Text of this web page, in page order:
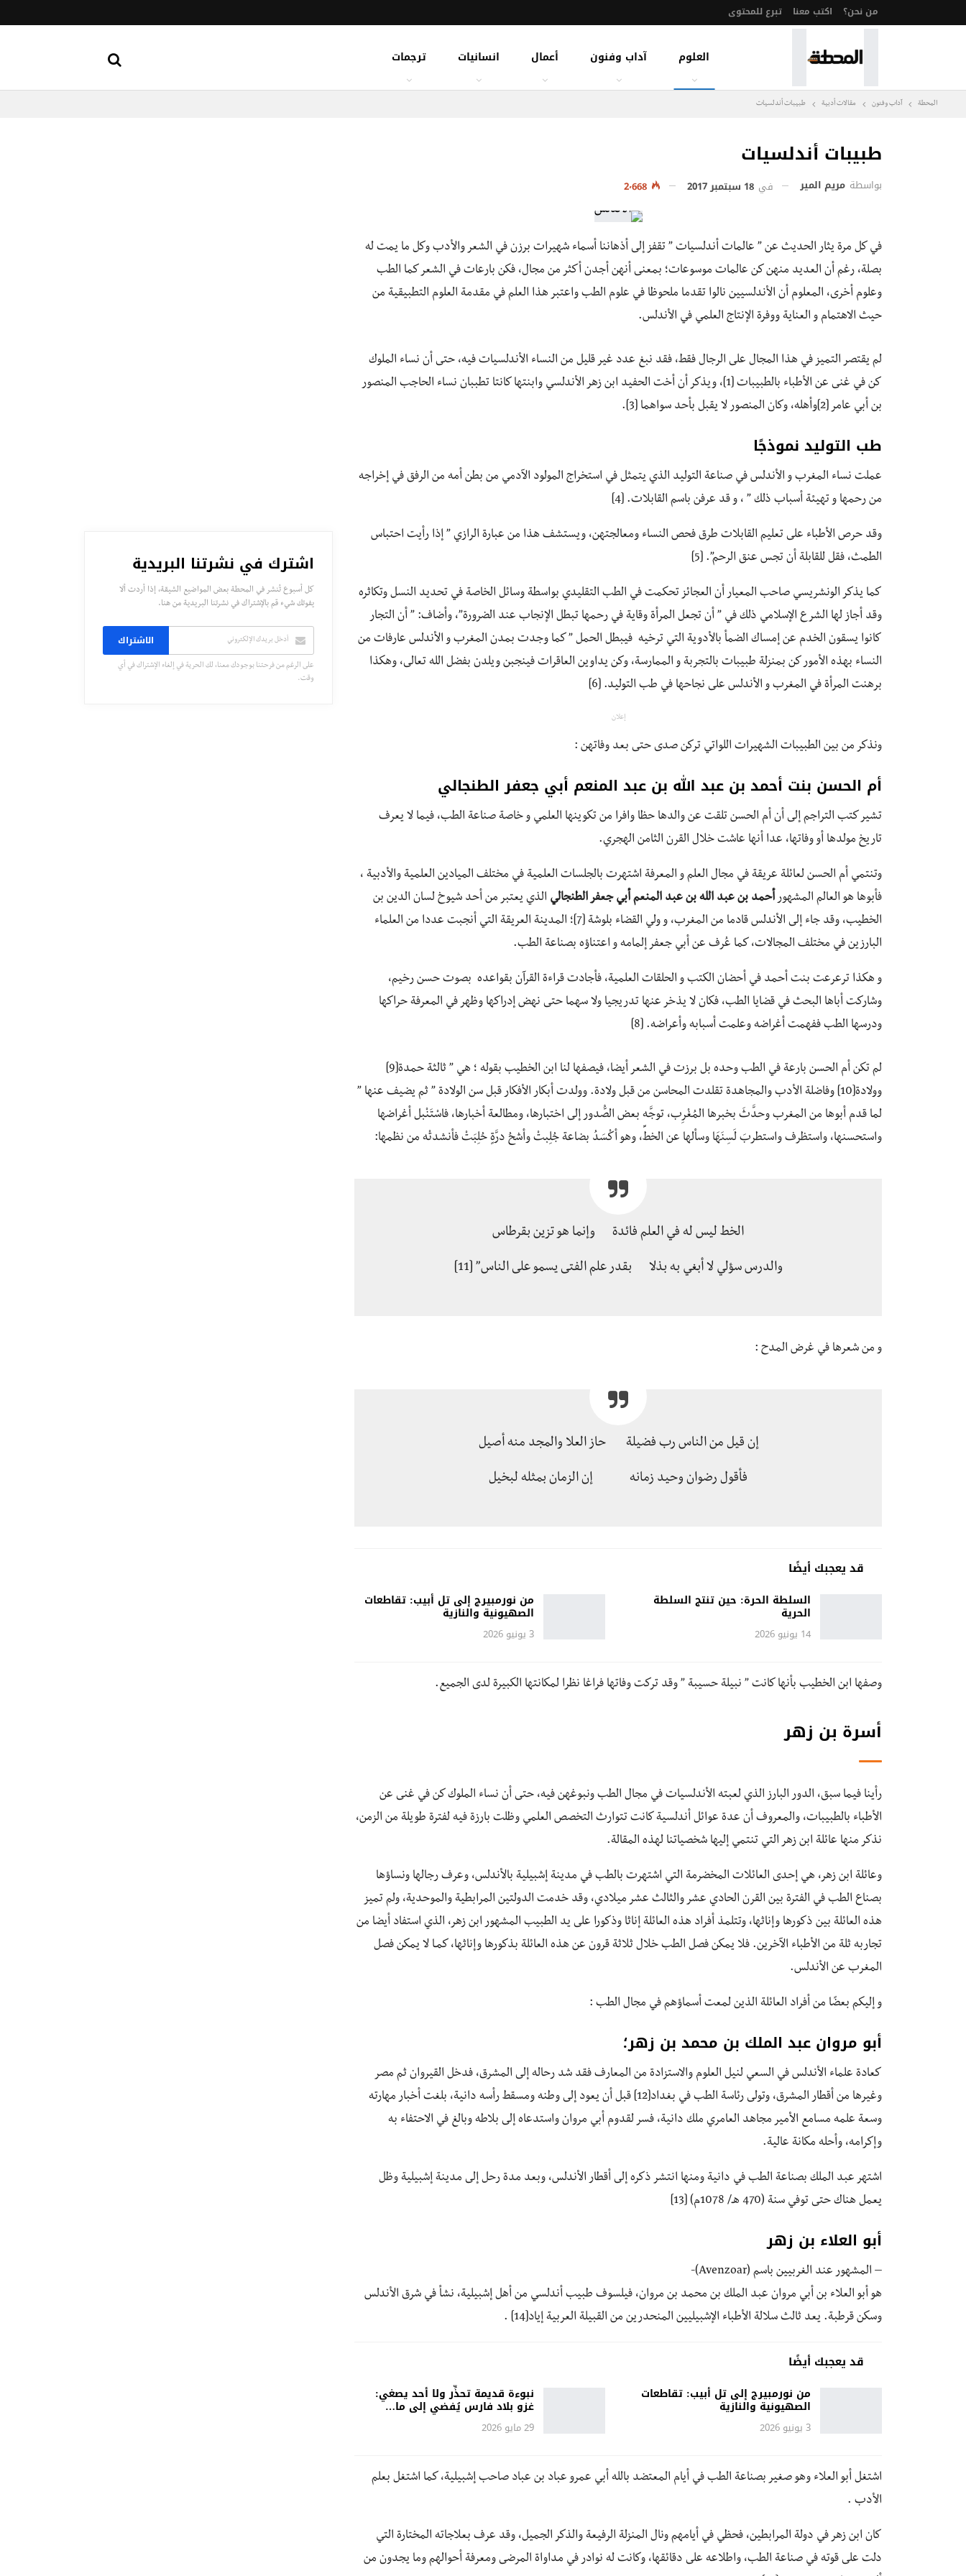
من نحن؟ اكتب معنا تبرع للمحتوى
العلوم آداب وفنون أعمال انسانيات ترجمات
المحطة آداب وفنون مقالات أدبية طبيبات أندلسيات
طبيبات أندلسيات
بواسطة مريم المير في 18 سبتمبر 2017
في كل مرة يثار الحديث عن ” عالمات أندلسيات ” تقفز إلى أذهاننا أسماء شهيرات برزن في الشعر والأدب وكل ما يمت له
بصلة، رغم أن العديد منهن كن عالمات موسوعات؛ بمعنى أنهن أجدن أكثر من مجال، فكن بارعات في الشعر كما الطب
وعلوم أخرى، المعلوم أن الأندلسيين نالوا تقدما ملحوظا في علوم الطب واعتبر هذا العلم في مقدمة العلوم التطبيقية من
حيث الاهتمام و العناية ووفرة الإنتاج العلمي في الأندلس.
لم يقتصر التميز في هذا المجال على الرجال فقط، فقد نبغ عدد غير قليل من النساء الأندلسيات فيه، حتى أن نساء الملوك
كن في غنى عن الأطباء بالطبيبات [1]، ويذكر أن أخت الحفيد ابن زهر الأندلسي وابنتها كانتا تطببان نساء الحاجب المنصور
بن أبي عامر [2]وأهله، وكان المنصور لا يقبل بأحد سواهما [3].
طب التوليد نموذجًا
عملت نساء المغرب و الأندلس في صناعة التوليد الذي يتمثل في استخراج المولود الآدمي من بطن أمه من الرفق في إخراجه
من رحمها و تهيئة أسباب ذلك ” ، و قد عرفن باسم القابلات. [4]
وقد حرص الأطباء على تعليم القابلات طرق فحص النساء ومعالجتهن، ويستشف هذا من عبارة الرازي ” إذا رأيت احتباس
الطمث، فقل للقابلة أن تجس عنق الرحم”. [5]
كما يذكر الونشريسي صاحب المعيار أن العجائز تحكمت في الطب التقليدي بواسطة وسائل الخاصة في تحديد النسل وتكاثره
وقد أجاز لها الشرع الإسلامي ذلك في ” أن تجعل المرأة وقاية في رحمها تبطل الإنجاب عند الضرورة”، وأضاف: ” أن التجار
كانوا يسقون الخدم عن إمساك الضمأ بالأدوية التي ترخيه فيبطل الحمل ” كما وجدت بمدن المغرب و الأندلس عارفات من
النساء بهذه الأمور كن بمنزلة طبيبات بالتجربة و الممارسة، وكن يداوين العاقرات فينجبن ويلدن بفضل الله تعالى، وهكذا
برهنت المرأة في المغرب و الأندلس على نجاحها في طب التوليد. [6]
إعلان
ونذكر من بين الطبيبات الشهيرات اللواتي تركن صدى حتى بعد وفاتهن :
أم الحسن بنت أحمد بن عبد الله بن عبد المنعم أبي جعفر الطنجالي
تشير كتب التراجم إلى أن أم الحسن تلقت عن والدها حظا وافرا من تكوينها العلمي و خاصة صناعة الطب، فيما لا يعرف
تاريخ مولدها أو وفاتها، عدا أنها عاشت خلال القرن الثامن الهجري.
وتنتمي أم الحسن لعائلة عريقة في مجال العلم و المعرفة اشتهرت بالجلسات العلمية في مختلف الميادين العلمية والأدبية ،
فأبوها هو العالم المشهور أحمد بن عبد الله بن عبد المنعم أبي جعفر الطنجالي الذي يعتبر من أحد شيوخ لسان الدين بن
الخطيب، وقد جاء إلى الأندلس قادما من المغرب، و ولي القضاء بلوشة [7]؛ المدينة العريقة التي أنجبت عددا من العلماء
البارزين في مختلف المجالات، كما عُرف عن أبي جعفر إلمامه و اعتناؤه بصناعة الطب.
و هكذا ترعرعت بنت أحمد في أحضان الكتب و الحلقات العلمية، فأجادت قراءة القرآن بقواعده بصوت حسن رخيم،
وشاركت أباها البحث في قضايا الطب، فكان لا يذخر عنها تدريجيا ولا سهما حتى نهض إدراكها وظهر في المعرفة حراكها
ودرسها الطب ففهمت أغراضه وعلمت أسبابه وأعراضه. [8]
لم تكن أم الحسن بارعة في الطب وحده بل برزت في الشعر أيضا، فيصفها لنا ابن الخطيب بقوله ؛ هي ” ثالثة حمدة[9]
وولادة[10] وفاضلة الأدب والمجاهدة تقلدت المحاسن من قبل ولادة. وولدت أبكار الأفكار قبل سن الولادة ” ثم يضيف عنها ”
لما قدم أبوها من المغرب وحدَّثَ بخبرها المُغْرِب، توجَّه بعض الصُّدور إلى اختبارها، ومطالعة أخبارها، فاسْتَنْبل أغراضها
واستحسنها، واستظرف واستطربَ لَسِنَهَا وسألها عن الخطِّ، وهو أكْسَدُ بضاعة جُلِبتْ وأشحُ درَّةٍ حُلِبَتْ فأنشدتْه من نظمها:
الخط ليس له في العلم فائدة وإنما هو تزين بقرطاس
والدرس سؤلي لا أبغي به بذلا بقدر علم الفتى يسمو على الناس” [11]
و من شعرها في غرض المدح :
إن قيل من الناس رب فضيلة حاز العلا والمجد منه أصيل
فأقول رضوان وحيد زمانه إن الزمان بمثله لبخيل
قد يعجبك أيضًا
السلطة الحرة: حين تنتج السلطة
الحرية
14 يونيو 2026
من نورمبيرج إلى تل أبيب: تقاطعات
الصهيونية والنازية
3 يونيو 2026
وصفها ابن الخطيب بأنها كانت ” نبيلة حسيبة ” وقد تركت وفاتها فراغا نظرا لمكانتها الكبيرة لدى الجميع.
أسرة بن زهر
رأينا فيما سبق، الدور البارز الذي لعبته الأندلسيات في مجال الطب ونبوغهن فيه، حتى أن نساء الملوك كن في غنى عن
الأطباء بالطبيبات، والمعروف أن عدة عوائل أندلسية كانت تتوارث التخصص العلمي وظلت بارزة فيه لفترة طويلة من الزمن،
نذكر منها عائلة ابن زهر التي تنتمي إليها شخصياتنا لهذه المقالة.
وعائلة ابن زهر، هي إحدى العائلات المخضرمة التي اشتهرت بالطب في مدينة إشبيلية بالأندلس، وعرف رجالها ونساؤها
بصناع الطب في الفترة بين القرن الحادي عشر والثالث عشر ميلادي، وقد خدمت الدولتين المرابطية والموحدية، ولم تميز
هذه العائلة بين ذكورها وإناثها، وتتلمذ أفراد هذه العائلة إناثا وذكورا على يد الطبيب المشهور ابن زهر، الذي استفاد أيضا من
تجاربه ثلة من الأطباء الآخرين. فلا يمكن فصل الطب خلال ثلاثة قرون عن هذه العائلة بذكورها وإناثها، كمـا لا يمكن فصل
المغرب عن الأندلس.
و إليكم بعضًا من أفراد العائلة الذين لمعت أسماؤهم في مجال الطب :
أبو مروان عبد الملك بن محمد بن زهر؛
كعادة علماء الأندلس في السعي لنيل العلوم والاستزادة من المعارف فقد شد رحاله إلى المشرق، فدخل القيروان ثم مصر
وغيرها من أقطار المشرق، وتولى رئاسة الطب في بغداد[12] قبل أن يعود إلى وطنه ومسقط رأسه دانية، بلغت أخبار مهارته
وسعة علمه مسامع الأمير مجاهد العامري ملك دانية، فسر لقدوم أبي مروان واستدعاه إلى بلاطه وبالغ في الاحتفاء به
وإكرامه، وأحله مكانة عالية.
اشتهر عبد الملك بصناعة الطب في دانية ومنها انتشر ذكره إلى أقطار الأندلس، وبعد مدة رحل إلى مدينة إشبيلية وظل
يعمل هناك حتى توفي سنة (470 هـ/ 1078م) [13]
أبو العلاء بن زهر
– المشهور عند الغربيين باسم (Avenzoar)-
هو أبو العلاء بن أبي مروان عبد الملك بن محمد بن مروان، فيلسوف طبيب أندلسي من أهل إشبيلية، نشأ في شرق الأندلس
وسكن قرطبة. يعد ثالث سلالة الأطباء الإشبيليين المنحدرين من القبيلة العربية إياد[14] .
قد يعجبك أيضًا
من نورمبيرج إلى تل أبيب: تقاطعات
الصهيونية والنازية
3 يونيو 2026
نبوءة قديمة تحذِّر ولا أحد يصغي:
غزو بلاد فارس يُفضي إلى ما…
29 مايو 2026
اشتغل أبو العلاء وهو صغير بصناعة الطب في أيام المعتضد بالله أبي عمرو عباد بن عباد صاحب إشبيلية، كما اشتغل بعلم
الأدب .
كان ابن زهر في دولة المرابطين، فحظي في أيامهم ونال المنزلة الرفيعة والذكر الجميل، وقد عرف بعلاجاته المختارة التي
دلت على قوته في صناعة الطب، واطلاعه على دقائقها، وكانت له نوادر في مداواة المرضى ومعرفة أحوالهم وما يجدون من
اشترك في نشرتنا البريدية
كل أسبوع تُنشر في المحطة بعض المواضيع الشيقة، إذا أردت ألا
يفوتك شيء قم بالإشتراك في نشرتنا البريدية من هنا.
الاشتراك
على الرغم من فرحتنا بوجودك معنا، لك الحرية في إلغاء الإشتراك في أي
وقت.